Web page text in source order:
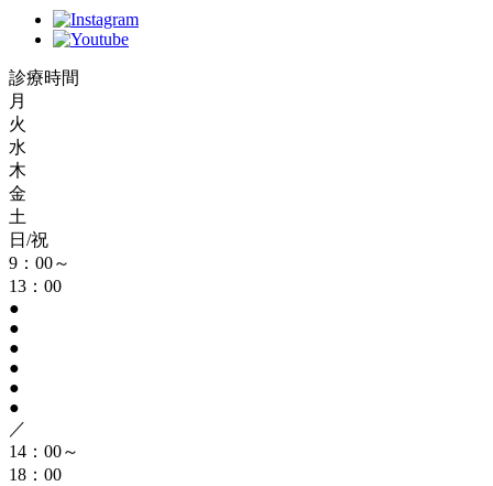
診療時間
月
火
水
木
金
土
日/祝
9：00～
13：00
●
●
●
●
●
●
／
14：00～
18：00